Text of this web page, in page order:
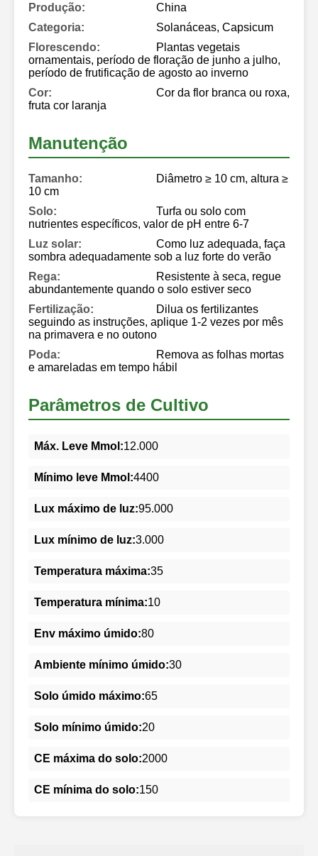
Produção:
China
Categoria:
Solanáceas, Capsicum
Florescendo:
Plantas vegetais
ornamentais, período de floração de junho a julho,
período de frutificação de agosto ao inverno
Cor:
Cor da flor branca ou roxa,
fruta cor laranja
Manutenção
Tamanho:
Diâmetro ≥ 10 cm, altura ≥
10 cm
Solo:
Turfa ou solo com
nutrientes específicos, valor de pH entre 6-7
Luz solar:
Como luz adequada, faça
sombra adequadamente sob a luz forte do verão
Rega:
Resistente à seca, regue
abundantemente quando o solo estiver seco
Fertilização:
Dilua os fertilizantes
seguindo as instruções, aplique 1-2 vezes por mês
na primavera e no outono
Poda:
Remova as folhas mortas
e amareladas em tempo hábil
Parâmetros de Cultivo
Máx. Leve Mmol:12.000
Mínimo leve Mmol:4400
Lux máximo de luz:95.000
Lux mínimo de luz:3.000
Temperatura máxima:35
Temperatura mínima:10
Env máximo úmido:80
Ambiente mínimo úmido:30
Solo úmido máximo:65
Solo mínimo úmido:20
CE máxima do solo:2000
CE mínima do solo:150